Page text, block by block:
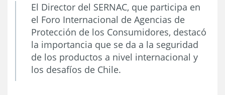
El Director del SERNAC, que participa en
el Foro Internacional de Agencias de
Protección de los Consumidores, destacó
la importancia que se da a la seguridad
de los productos a nivel internacional y
los desafíos de Chile.